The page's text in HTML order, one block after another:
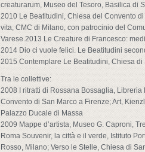
creaturarum, Museo del Tesoro, Basilica di
2010 Le Beatitudini, Chiesa del Convento
vita, CMC di Milano, con patrocinio del
Varese.2013 Le Creature di Francesco:
2014 Dio ci vuole felici. Le Beatitudini
2015 Contemplare Le Beatitudini, Chiesa
Tra le collettive:
2008 I ritratti di Rossana Bossaglia,
Convento di San Marco a Firenze; Art,
Palazzo Ducale di Massa
2009 Mappe d’artista, Museo G. Caproni,
Roma Souvenir, la città e il verde, Istituto
Rosso, Milano; Verso le Stelle, Chiesa di